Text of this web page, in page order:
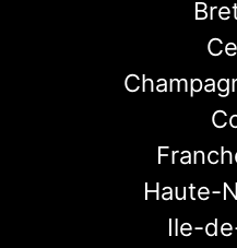
Haute-
Ile-